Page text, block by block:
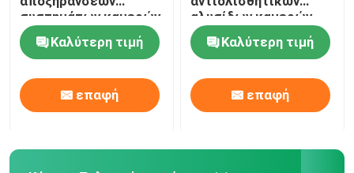
Ενοίκιο εξοπλισμού Trenchless
Πυροβολητέος πλέκτης σωλήνων
Αντλίες αποχέτευσης
συστημάτων καμερών
υπονόμων
αντιολισθητικών
αλυσίδων
σωληνώσεων CCTV
Καλύτερη τιμή
επαφή
αλυσίδων καμερών
μικρός σωλήνας
DN200-400 CCTV
συστημάτων μίνι
Καλύτερη τιμή
επαφή